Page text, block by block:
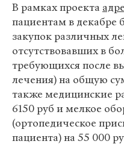
В рамках проекта
пациентам в декабре
закупок различных
отсутствовавших в
требующихся после
лечения) на общую
также медицинские
6150 руб и мелкое
(ортопедическое
пациента) на 55 000